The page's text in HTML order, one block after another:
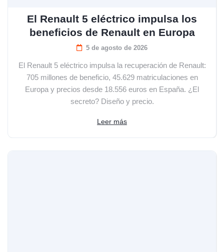
El Renault 5 eléctrico impulsa los
beneficios de Renault en Europa
5 de agosto de 2026
El Renault 5 eléctrico impulsa la recuperación de Renault:
705 millones de beneficio, 45.629 matriculaciones en
Europa y precios desde 18.556 euros en España. ¿El
secreto? Diseño y precio.
Leer más